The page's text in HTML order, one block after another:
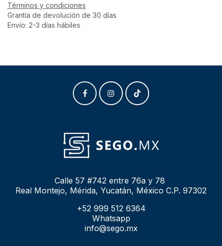
Términos y condiciones
Grantía de devolución de 30 días
Envío: 2-3 días hábiles
Calle 57 #742 entre 76a y 78
Real Montejo, Mérida, Yucatán, México C.P. 97302
+52 999 512 6364
Whatsapp
info@sego.mx